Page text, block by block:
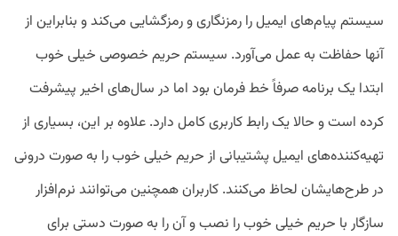
سیستم پیام‌های ایمیل را رمزنگاری و رمزگشایی می‌کند و بنابراین از
آنها حفاظت به عمل می‌آورد. سیستم حریم خصوصی خیلی خوب
ابتدا یک برنامه صرفاً خط فرمان بود اما در سال‌های اخیر پیشرفت
کرده است و حالا یک رابط کاربری کامل دارد. علاوه بر این، بسیاری از
تهیه‌کننده‌های ایمیل پشتیبانی از حریم خیلی خوب را به‌ صورت درونی
در طرح‌هایشان لحاظ می‌کنند. کاربران همچنین می‌توانند نرم‌افزار
سازگار با حریم خیلی خوب را نصب و آن را به ‌صورت دستی برای